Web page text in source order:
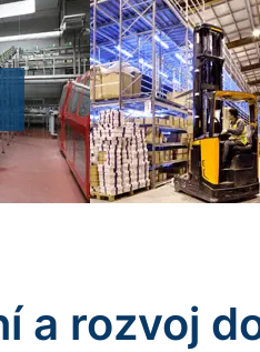
a rozvoj